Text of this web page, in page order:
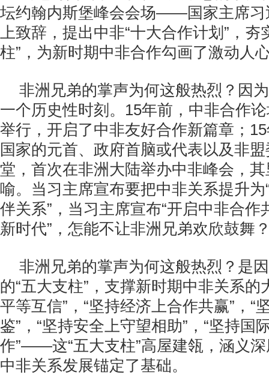
坛约翰内斯堡峰会会场——国家主席习
上致辞，提出中非“十大合作计划”，夯
柱”，为新时期中非合作勾画了激动人
非洲兄弟的掌声为何这般热烈？因
一个历史性时刻。15年前，中非合作
举行，开启了中非友好合作新篇章；
国家的元首、政府首脑或代表以及非
堂，首次在非洲大陆举办中非峰会，
喻。当习主席宣布要把中非关系提升
伴关系”，当习主席宣布“开启中非合作
新时代”，怎能不让非洲兄弟欢欣鼓舞
非洲兄弟的掌声为何这般热烈？是
的“五大支柱”，支撑新时期中非关系的
平等互信”，“坚持经济上合作共赢”，“
鉴”，“坚持安全上守望相助”，“坚持国
作”——这“五大支柱”高屋建瓴，涵义
中非关系发展锚定了基础。